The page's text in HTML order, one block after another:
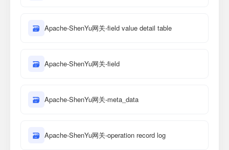
🗃 Apache-ShenYu网关-field value detail table
🗃 Apache-ShenYu网关-field
🗃 Apache-ShenYu网关-meta_data
🗃 Apache-ShenYu网关-operation record log